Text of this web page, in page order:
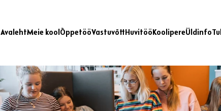
AvalehtMeie kool ÕppetööVastuvõtt Huvitöö KoolipereÜldinfo